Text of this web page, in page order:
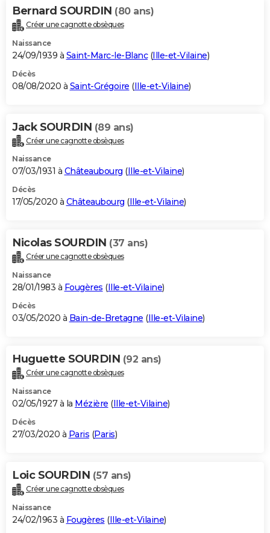
Bernard SOURDIN (80 ans)
Créer une cagnotte obsèques
Naissance
24/09/1939 à Saint-Marc-le-Blanc(Ille-et-Vilaine)
Décès
08/08/2020 à Saint-Grégoire (Ille-et-Vilaine)
Jack SOURDIN (89 ans)
Créer une cagnotte obsèques
Naissance
07/03/1931 à Châteaubourg (Ille-et-Vilaine)
Décès
17/05/2020 à Châteaubourg (Ille-et-Vilaine)
Nicolas SOURDIN (37 ans)
Créer une cagnotte obsèques
Naissance
28/01/1983 à Fougères (Ille-et-Vilaine)
Décès
03/05/2020 à Bain-de-Bretagne (Ille-et-Vilaine)
Huguette SOURDIN (92 ans)
Créer une cagnotte obsèques
Naissance
02/05/1927 à la Mézière (Ille-et-Vilaine)
Décès
27/03/2020 à Paris (Paris)
Loic SOURDIN (57 ans)
Créer une cagnotte obsèques
Naissance
24/02/1963 à Fougères (Ille-et-Vilaine)